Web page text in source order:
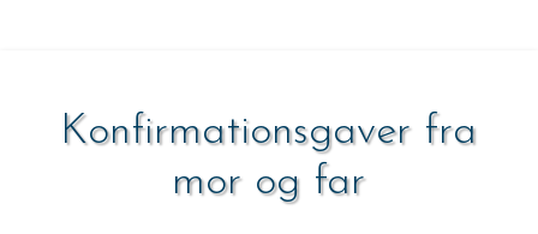
Konfirmationsgaver fra
mor og far